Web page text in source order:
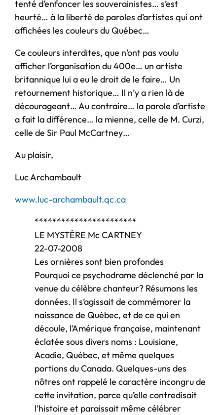
tenté d’enfoncer les souverainistes… s’est
heurté… à la liberté de paroles d’artistes qui ont
affichées les couleurs du Québec…
Ce couleurs interdites, que n’ont pas voulu
afficher l’organisation du 400e… un artiste
britannique lui a eu le droit de le faire… Un
retournement historique… Il n’y a rien là de
décourageant… Au contraire… la parole d’artiste
a fait la différence… la mienne, celle de M. Curzi,
celle de Sir Paul McCartney…
Au plaisir,
Luc Archambault
www.luc-archambault.qc.ca
***********************
LE MYSTÈRE Mc CARTNEY
22-07-2008
Les ornières sont bien profondes
Pourquoi ce psychodrame déclenché par la
venue du célèbre chanteur? Résumons les
données. Il s’agissait de commémorer la
naissance de Québec, et de ce qui en
découle, l’Amérique française, maintenant
éclatée sous divers noms : Louisiane,
Acadie, Québec, et même quelques
portions du Canada. Quelques-uns des
nôtres ont rappelé le caractère incongru de
cette invitation, parce qu’elle contredisait
l’histoire et paraissait même célébrer